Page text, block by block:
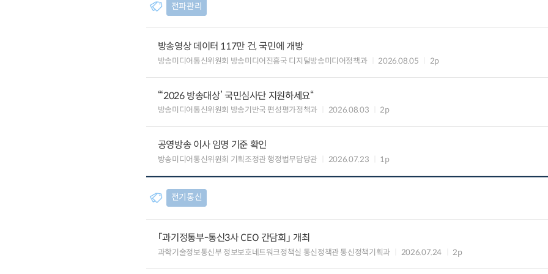
전파관리
방송영상 데이터 117만 건, 국민에 개방
방송미디어통신위원회 방송미디어진흥국 디지털방송미디어정책과 2026.08.05 2p
“‘2026 방송대상’ 국민심사단 지원하세요“
방송미디어통신위원회 방송기반국 편성평가정책과 2026.08.03 2p
공영방송 이사 임명 기준 확인
방송미디어통신위원회 기획조정관 행정법무담당관 2026.07.23 1p
전기통신
「과기정통부-통신3사 CEO 간담회」 개최
과학기술정보통신부 정보보호네트워크정책실 통신정책관 통신정책기획과 2026.07.24 2p